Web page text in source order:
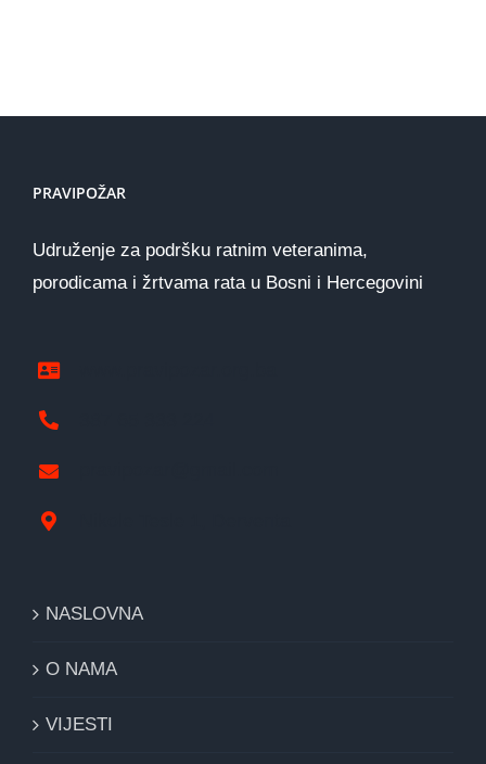
PRAVIPOŽAR
Udruženje za podršku ratnim veteranima,
porodicama i žrtvama rata u Bosni i Hercegovini
NASLOVNA
O NAMA
VIJESTI